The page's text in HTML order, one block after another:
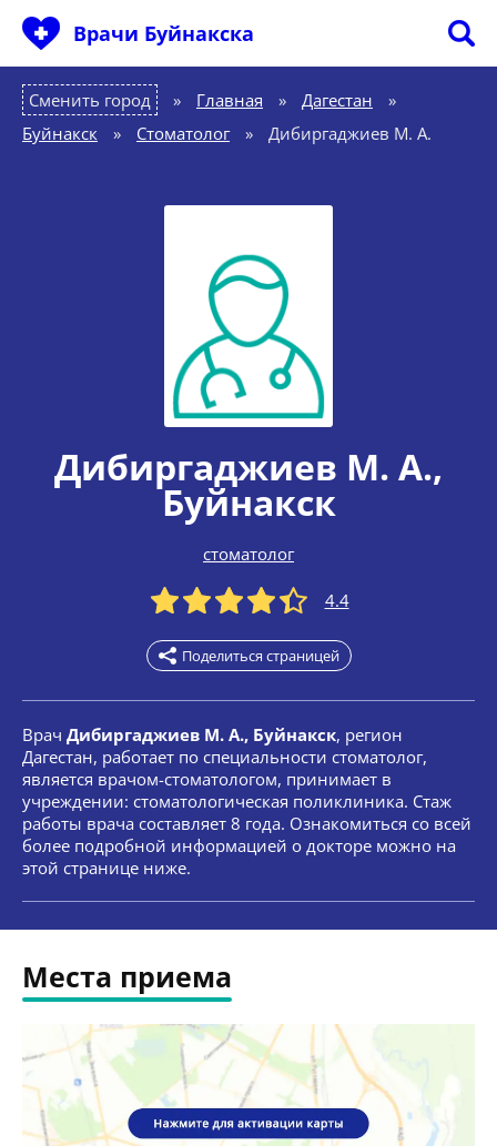
Врачи Буйнакска
Сменить город Главная » Дагестан
»
Буйнакск
» Стоматолог » Дибиргаджиев М. А.
Дибиргаджиев М. А.,
Буйнакск
стоматолог
4.4
Поделиться страницей
Врач Дибиргаджиев М. А., Буйнакск, регион
Дагестан, работает по специальности стоматолог,
является врачом-стоматологом, принимает в
учреждении: стоматологическая поликлиника. Стаж
работы врача составляет 8 года. Ознакомиться со всей
более подробной информацией о докторе можно на
этой странице ниже.
Места приема